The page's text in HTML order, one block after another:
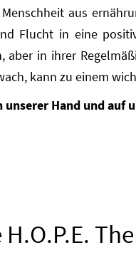
aus
Flucht in eine
in ihrer
kann zu einem
Hand und auf